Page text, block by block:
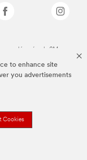
to enhance site
you advertisements
Cookies
déposées de 3M.